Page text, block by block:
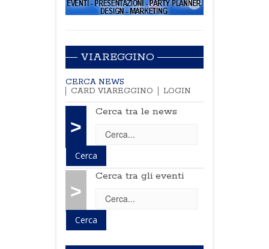
VIAREGGINO
CERCA NEWS
CARD VIAREGGINO
LOGIN
>
Cerca tra le news
>
Cerca tra gli eventi